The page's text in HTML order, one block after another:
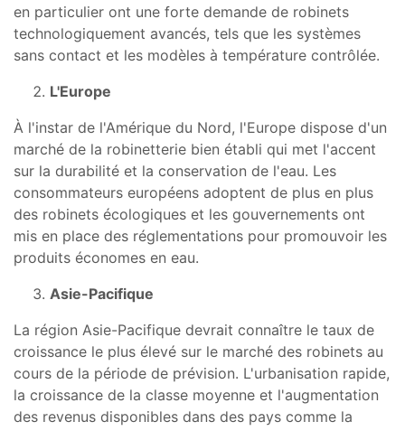
en particulier ont une forte demande de robinets
technologiquement avancés, tels que les systèmes
sans contact et les modèles à température contrôlée.
L'Europe
À l'instar de l'Amérique du Nord, l'Europe dispose d'un
marché de la robinetterie bien établi qui met l'accent
sur la durabilité et la conservation de l'eau. Les
consommateurs européens adoptent de plus en plus
des robinets écologiques et les gouvernements ont
mis en place des réglementations pour promouvoir les
produits économes en eau.
Asie-Pacifique
La région Asie-Pacifique devrait connaître le taux de
croissance le plus élevé sur le marché des robinets au
cours de la période de prévision. L'urbanisation rapide,
la croissance de la classe moyenne et l'augmentation
des revenus disponibles dans des pays comme la